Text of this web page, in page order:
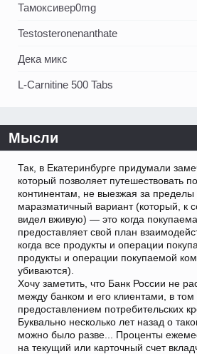
Тамоксивер0mg
Testosteronenanthate
Дека микс
L-Carnitine 500 Tabs
Мысли
Так, в Екатеринбурге придумали
который позволяет путешествовать
континентам, не выезжая за
маразматичный вариант (который, к
видел вживую) — это когда
предоставляет свой план
когда все продукты и операции
продукты и операции покупаемой
убиваются).
Хочу заметить, что Банк России не
между банком и его клиентами, в том
предоставлением потребительских
Буквально несколько лет назад о
можно было разве... Проценты
на текущий или карточный счет